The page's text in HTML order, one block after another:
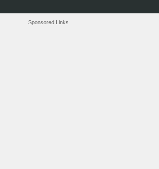
Sponsored Links